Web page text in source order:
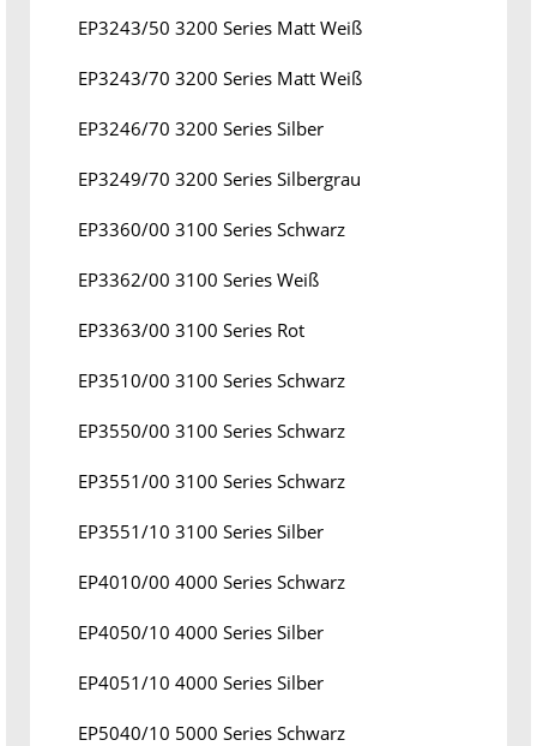
EP3243/50 3200 Series Matt Weiß
EP3243/70 3200 Series Matt Weiß
EP3246/70 3200 Series Silber
EP3249/70 3200 Series Silbergrau
EP3360/00 3100 Series Schwarz
EP3362/00 3100 Series Weiß
EP3363/00 3100 Series Rot
EP3510/00 3100 Series Schwarz
EP3550/00 3100 Series Schwarz
EP3551/00 3100 Series Schwarz
EP3551/10 3100 Series Silber
EP4010/00 4000 Series Schwarz
EP4050/10 4000 Series Silber
EP4051/10 4000 Series Silber
EP5040/10 5000 Series Schwarz